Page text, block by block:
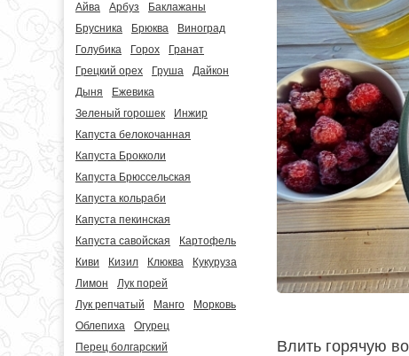
Айва Арбуз
Баклажаны
Брусника
Брюква
Виноград
Голубика
Горох
Гранат
Грецкий орех
Груша
Дайкон
Дыня
Ежевика
Зеленый горошек
Инжир
Капуста белокочанная
Капуста Брокколи
Капуста Брюссельская
Капуста кольраби
Капуста пекинская
Капуста савойская
Картофель
Киви
Кизил Клюква
Кукуруза
Лимон
Лук порей
Лук репчатый
Манго
Морковь
Облепиха
Огурец
Перец болгарский
Влить горячую